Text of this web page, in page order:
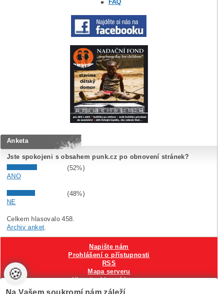
FAQ
Anketa
Jste spokojeni s obsahem punk.cz po obnovení stránek?
(52%)
ANO
(48%)
NE
Celkem hlasovalo 458.
Archiv anket.
Napište nám
Prohlášení o přístupnosti
RSS
Mapa serveru
Hlavni reklamní banner
Nastavení cookies
🍪